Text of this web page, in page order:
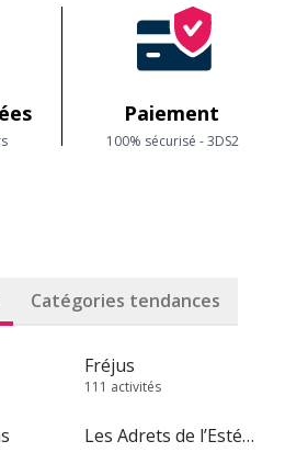
Paiement
100% sécurisé - 3DS2
Catégories tendances
Fréjus
111 activités
Les Adrets de l’Estérel